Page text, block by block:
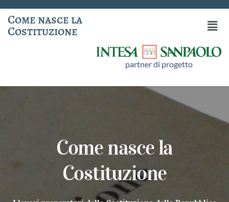
Come nasce la
Costituzione
partner di progetto
Come nasce la
Costituzione